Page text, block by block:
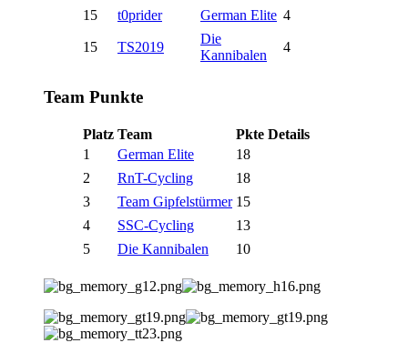
15
t0prider German Elite 4
15 TS2019
Die
Kannibalen
4
Team Punkte
Platz Team Pkte Details
1
German Elite
18
2
RnT-Cycling
18
3
Team Gipfelstürmer 15
4
SSC-Cycling
13
5
Die Kannibalen 10